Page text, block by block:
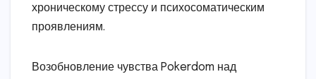
хроническому стрессу и психосоматическим
проявлениям.
Возобновление чувства Pokerdom над